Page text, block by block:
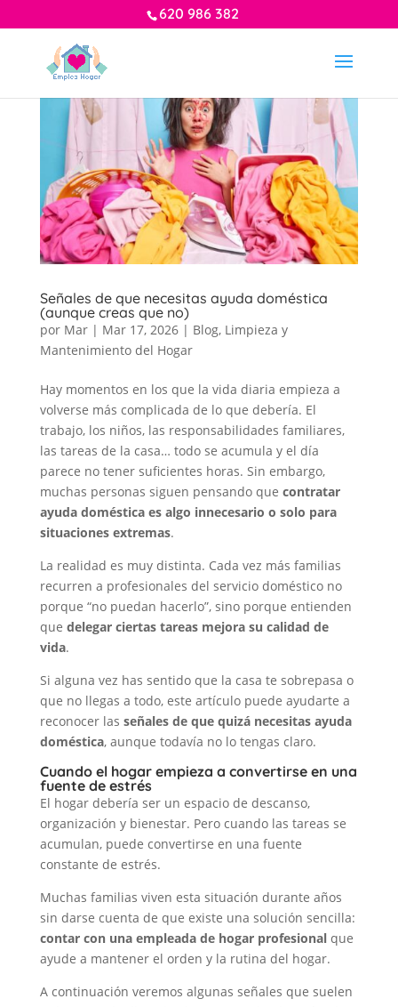
620 986 382
Señales de que necesitas ayuda doméstica
(aunque creas que no)
por Mar| Mar 17, 2026| Blog, Limpieza y
Mantenimiento del Hogar
Hay momentos en los que la vida diaria empieza a
volverse más complicada de lo que debería. El
trabajo, los niños, las responsabilidades familiares,
las tareas de la casa… todo se acumula y el día
parece no tener suficientes horas. Sin embargo,
muchas personas siguen pensando que contratar
ayuda doméstica es algo innecesario o solo para
situaciones extremas.
La realidad es muy distinta. Cada vez más familias
recurren a profesionales del servicio doméstico no
porque “no puedan hacerlo”, sino porque entienden
que delegar ciertas tareas mejora su calidad de
vida.
Si alguna vez has sentido que la casa te sobrepasa o
que no llegas a todo, este artículo puede ayudarte a
reconocer las señales de que quizá necesitas ayuda
doméstica, aunque todavía no lo tengas claro.
Cuando el hogar empieza a convertirse en una
fuente de estrés
El hogar debería ser un espacio de descanso,
organización y bienestar. Pero cuando las tareas se
acumulan, puede convertirse en una fuente
constante de estrés.
Muchas familias viven esta situación durante años
sin darse cuenta de que existe una solución sencilla:
contar con una empleada de hogar profesionalque
ayude a mantener el orden y la rutina del hogar.
A continuación veremos algunas señales que suelen